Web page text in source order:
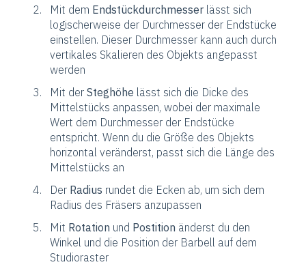
Mit dem Endstückdurchmesser lässt sich
logischerweise der Durchmesser der Endstücke
einstellen. Dieser Durchmesser kann auch durch
vertikales Skalieren des Objekts angepasst
werden
Mit der Steghöhe lässt sich die Dicke des
Mittelstücks anpassen, wobei der maximale
Wert dem Durchmesser der Endstücke
entspricht. Wenn du die Größe des Objekts
horizontal veränderst, passt sich die Länge des
Mittelstücks an
Der Radius rundet die Ecken ab, um sich dem
Radius des Fräsers anzupassen
Mit Rotation und Postition änderst du den
Winkel und die Position der Barbell auf dem
Studioraster